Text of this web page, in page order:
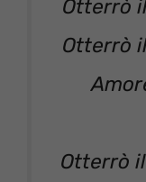
Otterrò
Otterrò
Otterrò